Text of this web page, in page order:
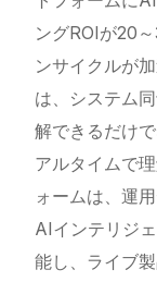
ングROIが20
ンサイクルが
は、システム
解できるだけ
アルタイムで
ォームは、運
AIインテリジ
能し、ライブ